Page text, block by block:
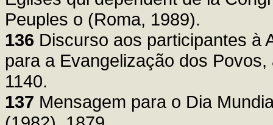
Peuples o (Roma, 1989).
136 Discurso aos participantes à
para a Evangelização dos
1140.
137 Mensagem para o Dia